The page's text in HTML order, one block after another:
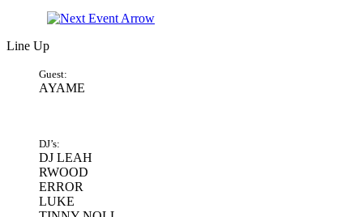
Line Up
Guest:
AYAME
DJ’s:
DJ LEAH
RWOOD
ERROR
LUKE